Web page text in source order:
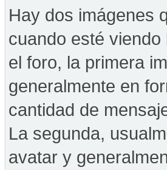
Hay dos imágenes
cuando esté
el foro, la primera
generalmente en
cantidad de
La segunda,
avatar y